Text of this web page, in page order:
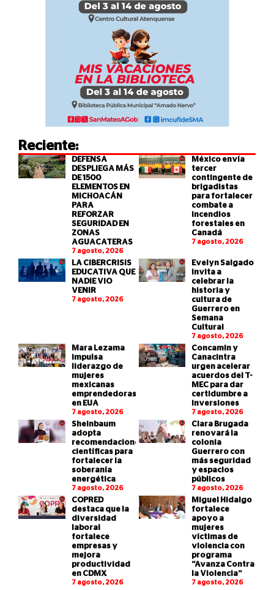
Reciente:
DEFENSA
DESPLIEGA MÁS
DE 1500
ELEMENTOS EN
MICHOACÁN
PARA
REFORZAR
SEGURIDAD EN
ZONAS
AGUACATERAS
7 agosto, 2026
México envía
tercer
contingente de
brigadistas
para fortalecer
combate a
incendios
forestales en
Canadá
7 agosto, 2026
LA CIBERCRISIS
EDUCATIVA QUE
NADIE VIO
VENIR
7 agosto, 2026
Evelyn Salgado
invita a
celebrar la
historia y
cultura de
Guerrero en
Semana
Cultural
7 agosto, 2026
Mara Lezama
impulsa
liderazgo de
mujeres
mexicanas
emprendedoras
en EUA
7 agosto, 2026
Concamin y
Canacintra
urgen acelerar
acuerdos del T-
MEC para dar
certidumbre a
inversiones
7 agosto, 2026
Sheinbaum
adopta
recomendaciones
científicas para
fortalecer la
soberanía
energética
7 agosto, 2026
Clara Brugada
renovará la
colonia
Guerrero con
más seguridad
y espacios
públicos
7 agosto, 2026
COPRED
destaca que la
diversidad
laboral
fortalece
empresas y
mejora
productividad
en CDMX
7 agosto, 2026
Miguel Hidalgo
fortalece
apoyo a
mujeres
víctimas de
violencia con
programa
“Avanza Contra
la Violencia”
7 agosto, 2026